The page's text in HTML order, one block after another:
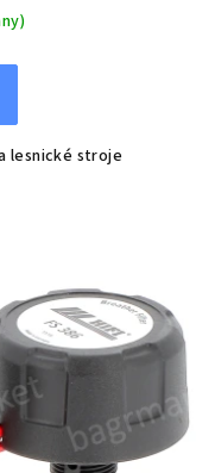
lesnické stroje